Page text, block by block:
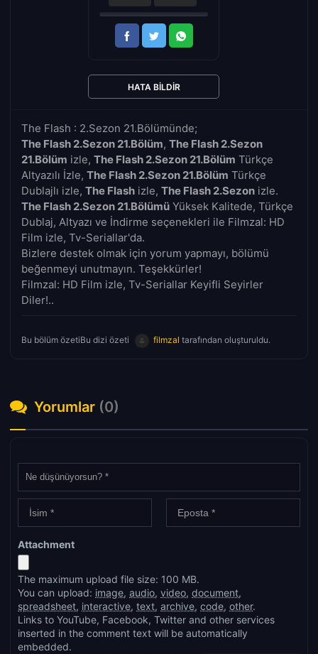
The Flash : 2.Sezon 21.Bölümünde;
The Flash 2.Sezon 21.Bölüm, The Flash 2.Sezon
21.Bölüm izle, The Flash 2.Sezon 21.Bölüm Türkçe
Altyazılı İzle, The Flash 2.Sezon 21.Bölüm Türkçe
Dublajlı izle, The Flash izle, The Flash 2.Sezon izle.
The Flash 2.Sezon 21.Bölümü Yüksek Kalitede, Türkçe
Dublaj, Altyazı ve İndirme seçenekleri ile Filmzal: HD
Film izle, Tv-Seriallar'da.
Bizlere destek olmak için yorum yapmayı, bölümü
beğenmeyi unutmayın. Teşekkürler!
Filmzal: HD Film izle, Tv-Seriallar Keyifli Seyirler
Diler!..
Bu bölüm özetiBu dizi özeti filmzal tarafından oluşturuldu.
HATA BILDIR
Yorumlar (0)
Attachment
The maximum upload file size: 100 MB.
You can upload: image, audio, video, document,
spreadsheet, interactive, text, archive, code, other.
Links to YouTube, Facebook, Twitter and other services
inserted in the comment text will be automatically
embedded.